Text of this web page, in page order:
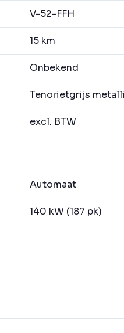
V-52-FFH
15 km
Onbekend
Tenorietgrijs
excl. BTW
Automaat
140 kW (187 pk)